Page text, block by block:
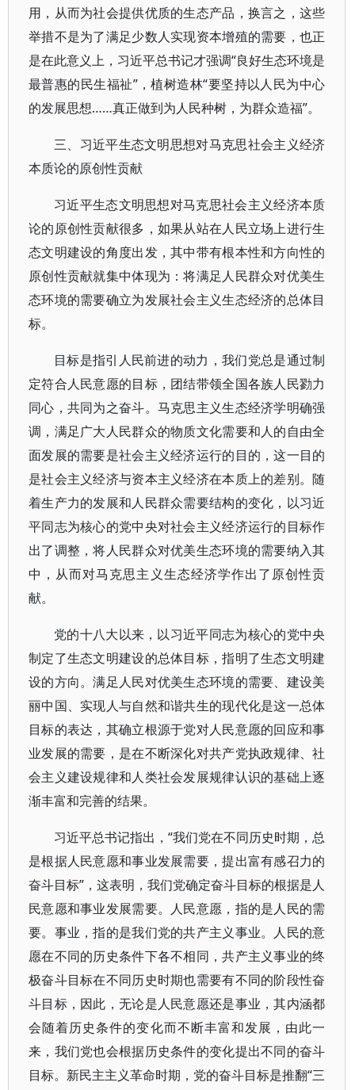
用，从而为社会提供优质的生态产品，换言之，这些
举措不是为了满足少数人实现资本增殖的需要，也正
是在此意义上，习近平总书记才强调“良好生态环境是
最普惠的民生福祉”，植树造林“要坚持以人民为中心
的发展思想……真正做到为人民种树，为群众造福”。
三、习近平生态文明思想对马克思社会主义经济
本质论的原创性贡献
习近平生态文明思想对马克思社会主义经济本质
论的原创性贡献很多，如果从站在人民立场上进行生
态文明建设的角度出发，其中带有根本性和方向性的
原创性贡献就集中体现为：将满足人民群众对优美生
态环境的需要确立为发展社会主义生态经济的总体目
标。
目标是指引人民前进的动力，我们党总是通过制
定符合人民意愿的目标，团结带领全国各族人民勠力
同心，共同为之奋斗。马克思主义生态经济学明确强
调，满足广大人民群众的物质文化需要和人的自由全
面发展的需要是社会主义经济运行的目的，这一目的
是社会主义经济与资本主义经济在本质上的差别。随
着生产力的发展和人民群众需要结构的变化，以习近
平同志为核心的党中央对社会主义经济运行的目标作
出了调整，将人民群众对优美生态环境的需要纳入其
中，从而对马克思主义生态经济学作出了原创性贡
献。
党的十八大以来，以习近平同志为核心的党中央
制定了生态文明建设的总体目标，指明了生态文明建
设的方向。满足人民对优美生态环境的需要、建设美
丽中国、实现人与自然和谐共生的现代化是这一总体
目标的表达，其确立根源于党对人民意愿的回应和事
业发展的需要，是在不断深化对共产党执政规律、社
会主义建设规律和人类社会发展规律认识的基础上逐
渐丰富和完善的结果。
习近平总书记指出，“我们党在不同历史时期，总
是根据人民意愿和事业发展需要，提出富有感召力的
奋斗目标”，这表明，我们党确定奋斗目标的根据是人
民意愿和事业发展需要。人民意愿，指的是人民的需
要。事业，指的是我们党的共产主义事业。人民的意
愿在不同的历史条件下各不相同，共产主义事业的终
极奋斗目标在不同历史时期也需要有不同的阶段性奋
斗目标，因此，无论是人民意愿还是事业，其内涵都
会随着历史条件的变化而不断丰富和发展，由此一
来，我们党也会根据历史条件的变化提出不同的奋斗
目标。新民主主义革命时期，党的奋斗目标是推翻“三